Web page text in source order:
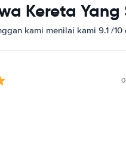
Kereta Yang
kami menilai kami 9.1 /